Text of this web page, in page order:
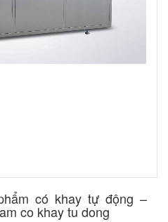
có khay tự động –
co khay tu dong